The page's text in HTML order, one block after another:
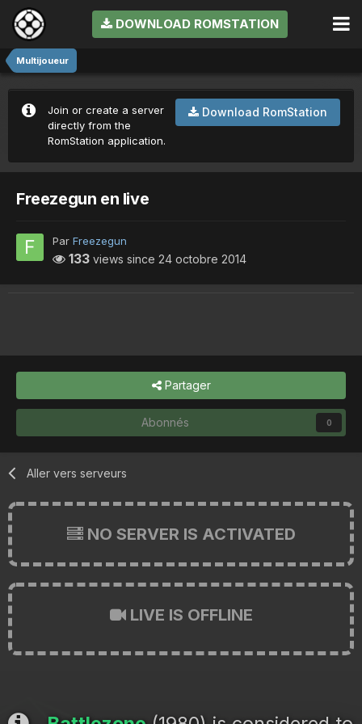
DOWNLOAD ROMSTATION
Multijoueur
Download RomStation
Join or create a server
directly from the
RomStation application.
Freezegun en live
Par Freezegun
133 views since 24 octobre 2014
Partager
Abonnés 0
Aller vers serveurs
NO SERVER IS ACTIVATED
LIVE IS OFFLINE